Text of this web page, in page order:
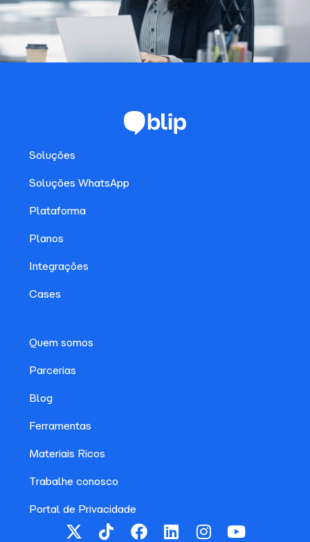
Soluções
Soluções WhatsApp
Plataforma
Planos
Integrações
Cases
Quem somos
Parcerias
Blog
Ferramentas
Materiais Ricos
Trabalhe conosco
Portal de Privacidade